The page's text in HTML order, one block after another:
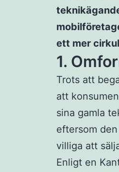
ett mer
1.
Trots att
att
sina gamla
eftersom
villiga att
Enligt en